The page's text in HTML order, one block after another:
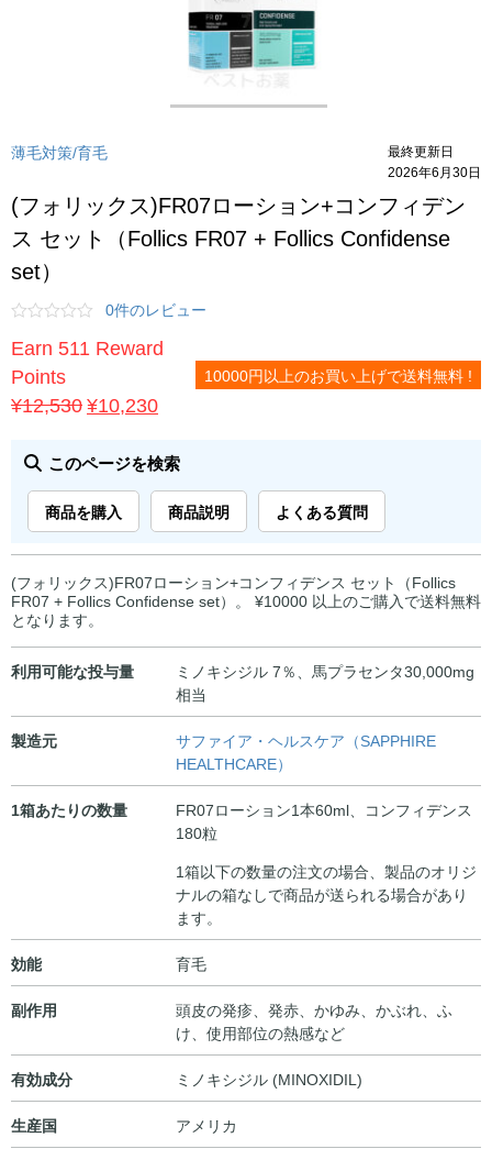
薄毛対策/育毛
最終更新日
2026年6月30日
(フォリックス)FR07ローション+コンフィデン
ス セット（Follics FR07 + Follics Confidense
set）
0件のレビュー
Earn 511 Reward
Points
¥12,530元
価
格
は
¥12,530
で
し
¥10,230現
の
価
格
は
¥10,230
で
10000円以上のお買い上げで送料無料 !
このページを検索
商品を購入 商品説明 よくある質問
(フォリックス)FR07ローション+コンフィデンス セット（Follics
FR07 + Follics Confidense set）。 ¥10000 以上のご購入で送料無料
となります。
利用可能な投与量
ミノキシジル 7％、馬プラセンタ30,000mg
相当
製造元
サファイア・ヘルスケア（SAPPHIRE
HEALTHCARE）
1箱あたりの数量
FR07ローション1本60ml、コンフィデンス
180粒
1箱以下の数量の注文の場合、製品のオリジ
ナルの箱なしで商品が送られる場合があり
ます。
効能 育毛
副作用
頭皮の発疹、発赤、かゆみ、かぶれ、ふ
け、使用部位の熱感など
有効成分 ミノキシジル (MINOXIDIL)
生産国 アメリカ